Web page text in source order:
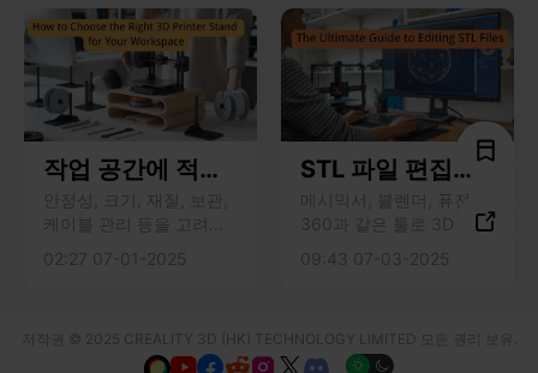
작업 공간에 적합
한 3D 프린터 스
탠드를 선택하는
방법
안정성, 크기, 재질, 보관,
케이블 관리 등을 고려하
드를 선택하면 더욱 안전
02:27 07-01-2025
STL 파일 편집을
위한 최고의 가이
드
메시믹서, 블렌더, 퓨전
360과 같은 툴로 3D 프린
는 방법을 알아보세요. 오
게 커스터마이즈하세요.
09:43 07-03-2025

저작권 © 2025 CREALITY 3D (HK) TECHNOLOGY LIMITED 모든 권리 보유.
  